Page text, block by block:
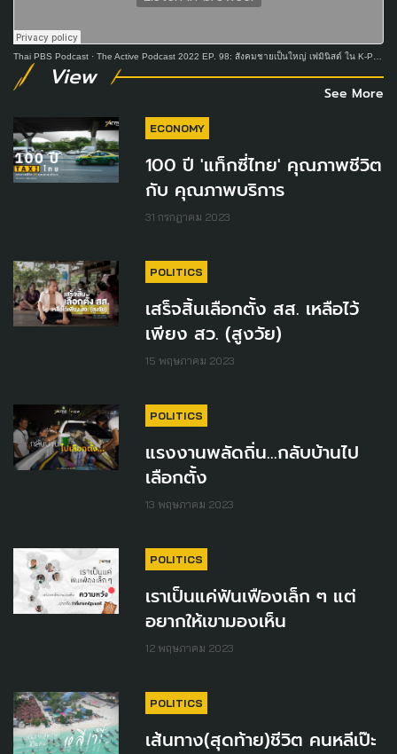
Thai PBS Podcast · The Active Podcast 2022 EP. 98: สังคมชายเป็นใหญ่ เฟมินิสต์ ใน K-POP CULTURE
View
See More
ECONOMY
100 ปี 'แท็กซี่ไทย' คุณภาพชีวิต
กับ คุณภาพบริการ
31 กรกฎาคม 2023
POLITICS
เสร็จสิ้นเลือกตั้ง สส. เหลือไว้
เพียง สว. (สูงวัย)
15 พฤษภาคม 2023
POLITICS
แรงงานพลัดถิ่น...กลับบ้านไป
เลือกตั้ง
13 พฤษภาคม 2023
POLITICS
เราเป็นแค่ฟันเฟืองเล็ก ๆ แต่
อยากให้เขามองเห็น
12 พฤษภาคม 2023
POLITICS
เส้นทาง(สุดท้าย)ชีวิต คนหลีเป๊ะ